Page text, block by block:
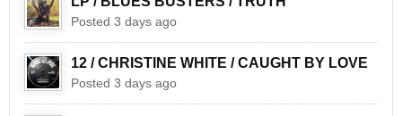
Posted 3 days ago
12 / CHRISTINE WHITE / CAUGHT BY LOVE
Posted 3 days ago